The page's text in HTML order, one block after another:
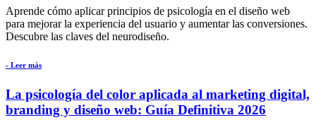
Aprende cómo aplicar principios de psicología en el diseño web
para mejorar la experiencia del usuario y aumentar las conversiones.
Descubre las claves del neurodiseño.
- Leer más
La psicología del color aplicada al marketing digital,
branding y diseño web: Guía Definitiva 2026